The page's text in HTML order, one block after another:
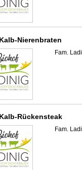
Nierenbraten
Fam.
Rückensteak
Fam.